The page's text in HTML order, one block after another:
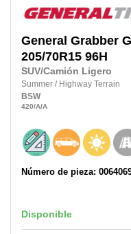
General Grabber
205/70R15 96H
SUV/Camión Ligero
Summer / Highway Terrain
BSW
420/A/A
Número de pieza:
Disponible